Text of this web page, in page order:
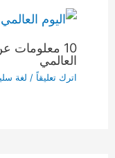
10 معلومات
العالمي
اترك تعليقاً / لغة